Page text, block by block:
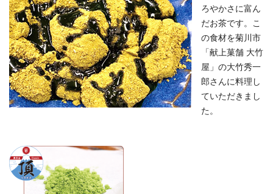
ろやかさに富ん
だお茶です。こ
の食材を菊川市
「献上菓舗 大竹
屋」の大竹秀一
郎さんに料理し
ていただきまし
た。